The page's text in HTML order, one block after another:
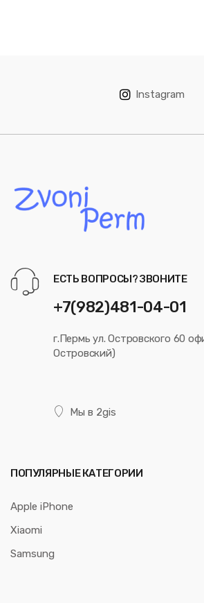
Instagram
ЕСТЬ ВОПРОСЫ? ЗВОНИТЕ
+7(982)481-04-01
г.Пермь ул. Островского 60
Островский)
Мы в 2gis
ПОПУЛЯРНЫЕ КАТЕГОРИИ
Apple iPhone
Xiaomi
Samsung